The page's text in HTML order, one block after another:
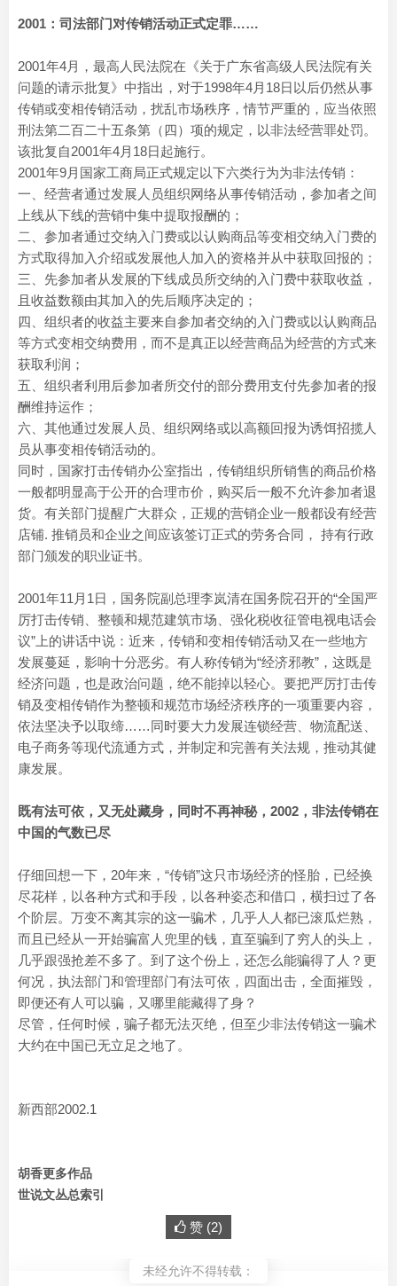
2001：司法部门对传销活动正式定罪……
2001年4月，最高人民法院在《关于广东省高级人民法院有关
问题的请示批复》中指出，对于1998年4月18日以后仍然从事
传销或变相传销活动，扰乱市场秩序，情节严重的，应当依照
刑法第二百二十五条第（四）项的规定，以非法经营罪处罚。
该批复自2001年4月18日起施行。
2001年9月国家工商局正式规定以下六类行为为非法传销：
一、经营者通过发展人员组织网络从事传销活动，参加者之间
上线从下线的营销中集中提取报酬的；
二、参加者通过交纳入门费或以认购商品等变相交纳入门费的
方式取得加入介绍或发展他人加入的资格并从中获取回报的；
三、先参加者从发展的下线成员所交纳的入门费中获取收益，
且收益数额由其加入的先后顺序决定的；
四、组织者的收益主要来自参加者交纳的入门费或以认购商品
等方式变相交纳费用，而不是真正以经营商品为经营的方式来
获取利润；
五、组织者利用后参加者所交付的部分费用支付先参加者的报
酬维持运作；
六、其他通过发展人员、组织网络或以高额回报为诱饵招揽人
员从事变相传销活动的。
同时，国家打击传销办公室指出，传销组织所销售的商品价格
一般都明显高于公开的合理市价，购买后一般不允许参加者退
货。有关部门提醒广大群众，正规的营销企业一般都设有经营
店铺. 推销员和企业之间应该签订正式的劳务合同， 持有行政
部门颁发的职业证书。
2001年11月1日，国务院副总理李岚清在国务院召开的“全国严
厉打击传销、整顿和规范建筑市场、强化税收征管电视电话会
议”上的讲话中说：近来，传销和变相传销活动又在一些地方
发展蔓延，影响十分恶劣。有人称传销为“经济邪教”，这既是
经济问题，也是政治问题，绝不能掉以轻心。要把严厉打击传
销及变相传销作为整顿和规范市场经济秩序的一项重要内容，
依法坚决予以取缔……同时要大力发展连锁经营、物流配送、
电子商务等现代流通方式，并制定和完善有关法规，推动其健
康发展。
既有法可依，又无处藏身，同时不再神秘，2002，非法传销在
中国的气数已尽
仔细回想一下，20年来，“传销”这只市场经济的怪胎，已经换
尽花样，以各种方式和手段，以各种姿态和借口，横扫过了各
个阶层。万变不离其宗的这一骗术，几乎人人都已滚瓜烂熟，
而且已经从一开始骗富人兜里的钱，直至骗到了穷人的头上，
几乎跟强抢差不多了。到了这个份上，还怎么能骗得了人？更
何况，执法部门和管理部门有法可依，四面出击，全面摧毁，
即便还有人可以骗，又哪里能藏得了身？
尽管，任何时候，骗子都无法灭绝，但至少非法传销这一骗术
大约在中国已无立足之地了。
新西部2002.1
胡香更多作品
世说文丛总索引
赞 (2)
未经允许不得转载：